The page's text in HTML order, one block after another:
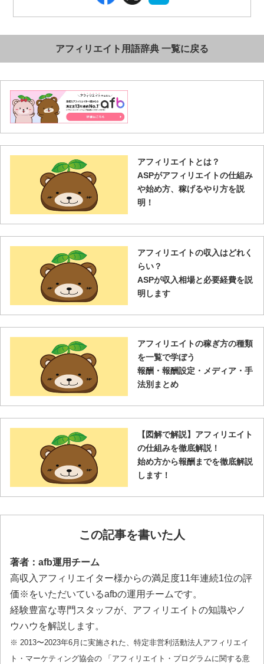
アフィリエイト用語辞典 一覧に戻る
アフィリエイトとは？
ASPがアフィリエイトの仕組み
や始め方、稼げるやり方を説
明！
アフィリエイトの収入はどれく
らい？
ASPが収入相場と必要経費を説
明します
アフィリエイトの稼ぎ方の種類
を一覧で学ぼう
報酬・報酬設定・メディア・手
法別まとめ
【図解で解説】アフィリエイト
の仕組みを徹底解説！
始め方から報酬までを徹底解説
します！
この記事を書いた人
著者：afb運用チーム
高収入アフィリエイター様からの満足度11年連続1位の評
価※をいただいているafbの運用チームです。
経験豊富な専門スタッフが、アフィリエイトの知識やノ
ウハウを解説します。
※ 2013〜2023年6月に実施された、特定非営利活動法人アフィリエイ
ト・マーケティング協会の 「アフィリエイト・プログラムに関する意